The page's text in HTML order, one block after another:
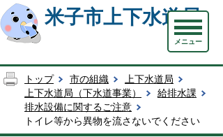
米子市上下水道局
メニュー
トップ 市の組織
上下水道局
上下水道局（下水道事業）
給排水課
排水設備に関するご注意
トイレ等から異物を流さないでください